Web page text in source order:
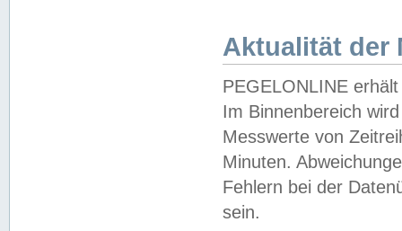
Aktualität der
PEGELONLINE
Im Binnenbereich
Messwerte von
Minuten.
Fehlern bei der
sein.